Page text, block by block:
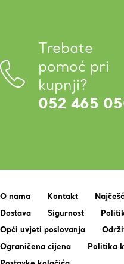
Trebate
pomoć pri
kupnji?
052 465
O nama Kontakt
Dostava
Sigurnost
Opći uvjeti poslovanja
Ograničena cijena
Politika